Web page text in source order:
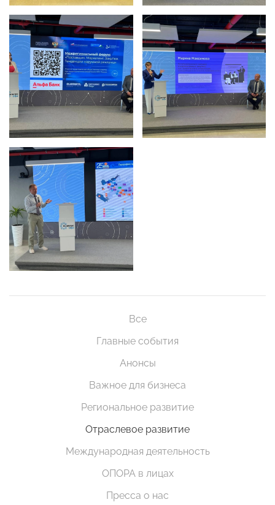
Все
Главные события
Анонсы
Важное для бизнеса
Региональное развитие
Отраслевое развитие
Международная деятельность
ОПОРА в лицах
Пресса о нас